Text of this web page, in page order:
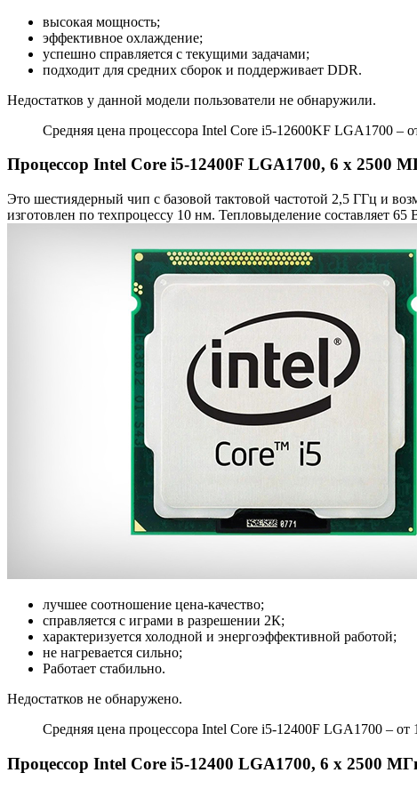
высокая мощность;
эффективное охлаждение;
успешно справляется с текущими задачами;
подходит для средних сборок и поддерживает DDR.
Недостатков у данной модели пользователи не обнаружили.
Средняя цена процессора Intel Core i5-12600KF LGA1700 –
Процессор Intel Core i5-12400F LGA1700, 6 x 2500
Это шестиядерный чип с базовой тактовой частотой 2,5 ГГц и
изготовлен по техпроцессу 10 нм. Тепловыделение составляет 65
лучшее соотношение цена-качество;
справляется с играми в разрешении 2К;
характеризуется холодной и энергоэффективной работой;
не нагревается сильно;
Работает стабильно.
Недостатков не обнаружено.
Средняя цена процессора Intel Core i5-12400F LGA1700 – от
Процессор Intel Core i5-12400 LGA1700, 6 x 2500